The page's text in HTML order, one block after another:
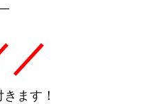
／
ます！